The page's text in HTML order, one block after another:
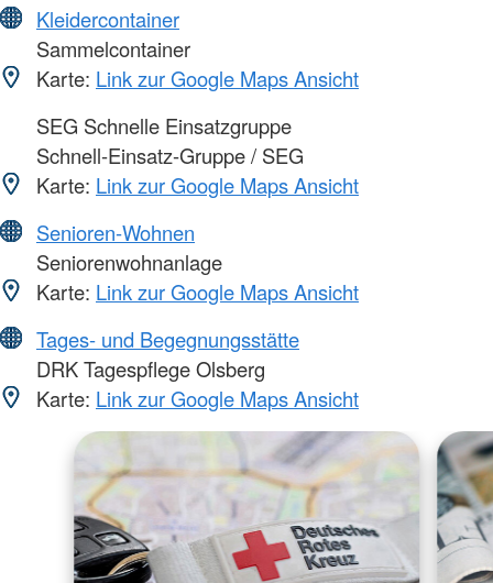
Kleidercontainer
Sammelcontainer
Karte: Link zur Google Maps Ansicht
SEG Schnelle Einsatzgruppe
Schnell-Einsatz-Gruppe / SEG
Karte: Link zur Google Maps Ansicht
Senioren-Wohnen
Seniorenwohnanlage
Karte: Link zur Google Maps Ansicht
Tages- und Begegnungsstätte
DRK Tagespflege Olsberg
Karte: Link zur Google Maps Ansicht